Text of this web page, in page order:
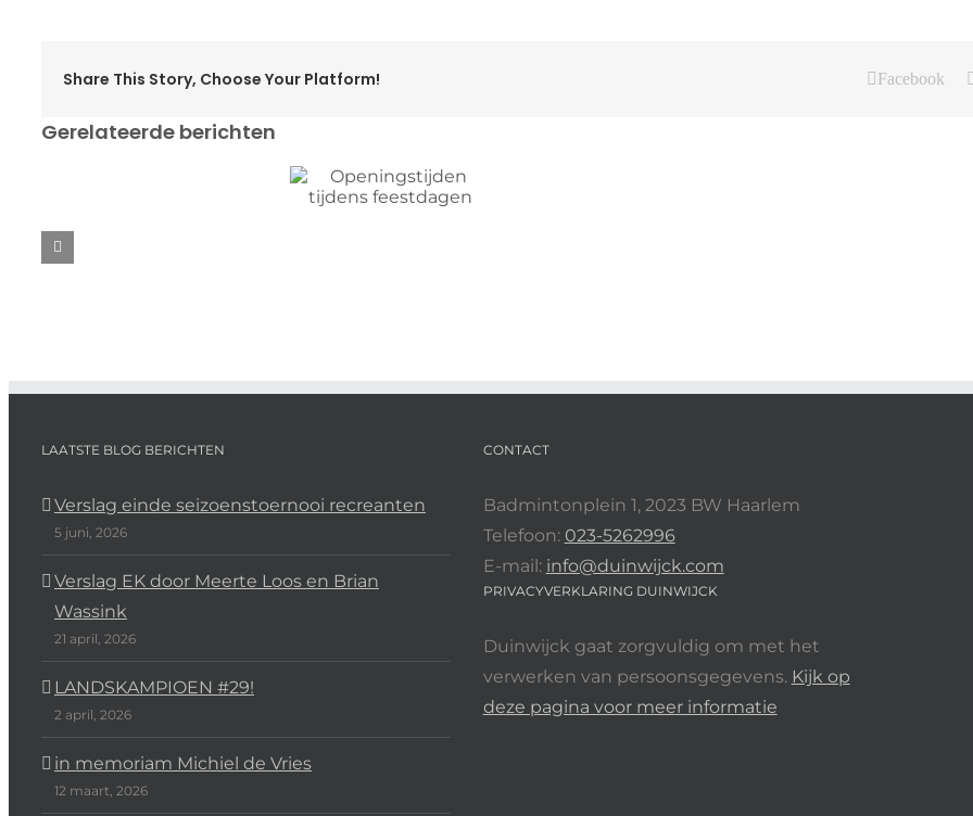
Share This Story, Choose Your Platform! Facebook
Gerelateerde berichten
LAATSTE BLOG BERICHTEN
Verslag einde seizoenstoernooi recreanten
5 juni, 2026
Verslag EK door Meerte Loos en Brian
Wassink
21 april, 2026
LANDSKAMPIOEN #29!
2 april, 2026
in memoriam Michiel de Vries
12 maart, 2026
CONTACT
Badmintonplein 1, 2023 BW Haarlem
Telefoon: 023-5262996
E-mail: info@duinwijck.com
PRIVACYVERKLARING DUINWIJCK
Duinwijck gaat zorgvuldig om met het
verwerken van persoonsgegevens. Kijk op
deze pagina voor meer informatie